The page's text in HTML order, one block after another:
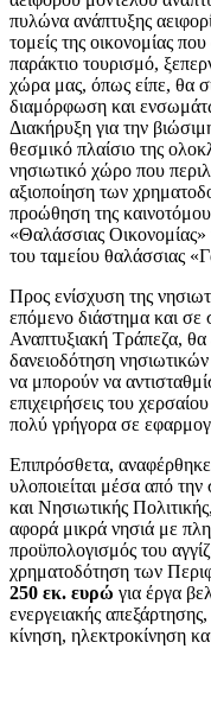
πυλώνα ανάπτυξης
τομείς της οικονομίας
παράκτιο τουρισμό,
χώρα μας, όπως είπε, θα
διαμόρφωση και
Διακήρυξη για την
θεσμικό πλαίσιο της
νησιωτικό χώρο που
αξιοποίηση των
προώθηση της καινοτόμου
«Θαλάσσιας
του ταμείου θαλάσσιας
Προς ενίσχυση της
επόμενο διάστημα και σε
Αναπτυξιακή Τράπεζα, θα
δανειοδότηση
να μπορούν να
επιχειρήσεις του
πολύ γρήγορα σε
Επιπρόσθετα,
υλοποιείται μέσα από
και Νησιωτικής
αφορά μικρά νησιά με
προϋπολογισμός του
χρηματοδότηση των
250 εκ. ευρώ για έργα
ενεργειακής
κίνηση, ηλεκτροκίνηση